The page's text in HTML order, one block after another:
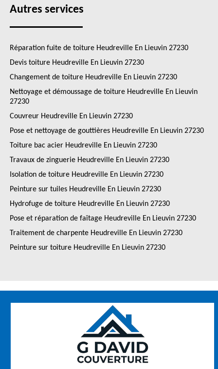
Autres services
Réparation fuite de toiture Heudreville En Lieuvin 27230
Devis toiture Heudreville En Lieuvin 27230
Changement de toiture Heudreville En Lieuvin 27230
Nettoyage et démoussage de toiture Heudreville En Lieuvin
27230
Couvreur Heudreville En Lieuvin 27230
Pose et nettoyage de gouttières Heudreville En Lieuvin 27230
Toiture bac acier Heudreville En Lieuvin 27230
Travaux de zinguerie Heudreville En Lieuvin 27230
Isolation de toiture Heudreville En Lieuvin 27230
Peinture sur tuiles Heudreville En Lieuvin 27230
Hydrofuge de toiture Heudreville En Lieuvin 27230
Pose et réparation de faîtage Heudreville En Lieuvin 27230
Traitement de charpente Heudreville En Lieuvin 27230
Peinture sur toiture Heudreville En Lieuvin 27230